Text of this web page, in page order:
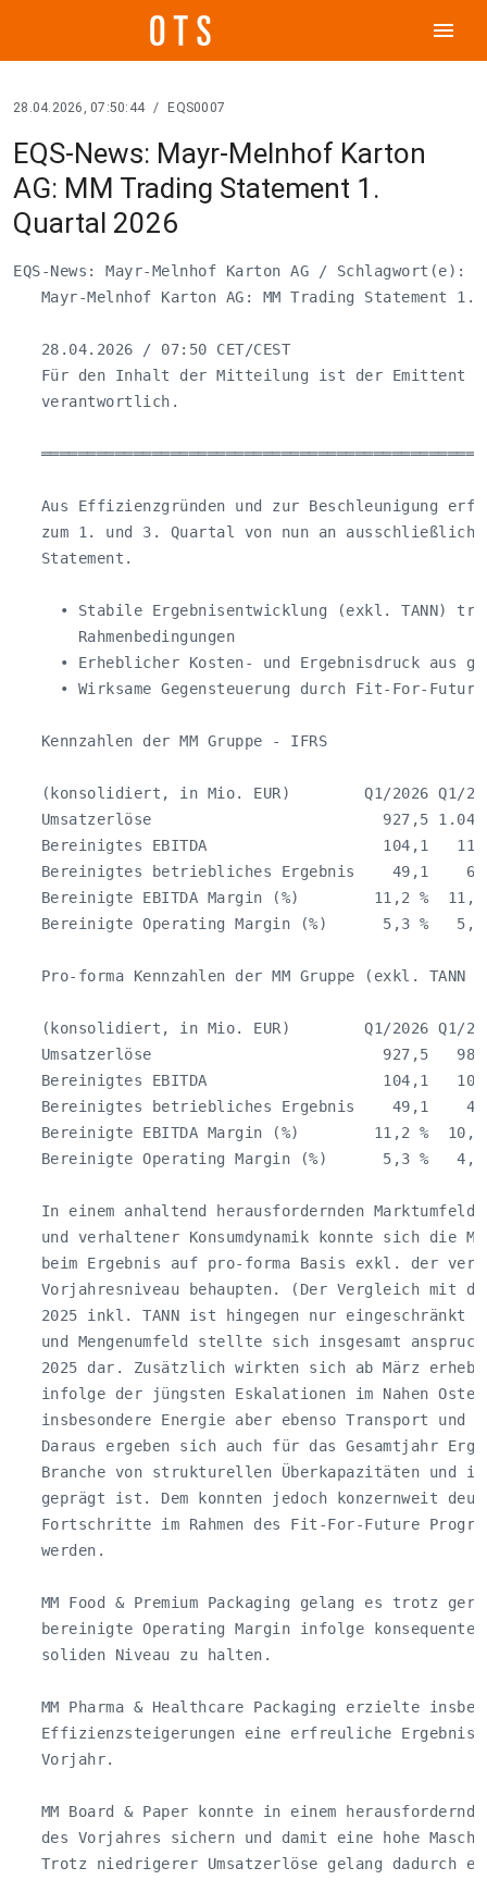
menu
28.04.2026, 07:50:44 / EQS0007
EQS-News: Mayr-Melnhof Karton
AG: MM Trading Statement 1.
Quartal 2026
EQS-News: Mayr-Melnhof Karton AG / Schlagwort(e):
Mayr-Melnhof Karton AG: MM Trading Statement 1.
   28.04.2026 / 07:50 CET/CEST
Für den Inhalt der Mitteilung ist der Emittent
   verantwortlich.
Aus Effizienzgründen und zur Beschleunigung
zum 1. und 3. Quartal von nun an ausschließlich
   Statement.
• Stabile Ergebnisentwicklung (exkl. TANN)
       Rahmenbedingungen
• Erheblicher Kosten- und Ergebnisdruck aus
• Wirksame Gegensteuerung durch Fit-For-
   Kennzahlen der MM Gruppe ‑ IFRS
(konsolidiert, in Mio. EUR)        Q1/2026 Q1/
Umsatzerlöse                         927,5
Bereinigtes EBITDA                   104,1
Bereinigtes betriebliches Ergebnis    49,1
Bereinigte EBITDA Margin (%)        11,2 %
Bereinigte Operating Margin (%)      5,3 %
Pro-forma Kennzahlen der MM Gruppe (exkl. TANN
(konsolidiert, in Mio. EUR)        Q1/2026 Q1/
Umsatzerlöse                         927,5
Bereinigtes EBITDA                   104,1
Bereinigtes betriebliches Ergebnis    49,1
Bereinigte EBITDA Margin (%)        11,2 %
Bereinigte Operating Margin (%)      5,3 %
In einem anhaltend herausfordernden Marktumfeld
und verhaltener Konsumdynamik konnte sich die
beim Ergebnis auf pro-forma Basis exkl. der
Vorjahresniveau behaupten. (Der Vergleich mit
2025 inkl. TANN ist hingegen nur eingeschränkt
und Mengenumfeld stellte sich insgesamt
2025 dar. Zusätzlich wirkten sich ab März
infolge der jüngsten Eskalationen im Nahen
insbesondere Energie aber ebenso Transport und
Daraus ergeben sich auch für das Gesamtjahr
Branche von strukturellen Überkapazitäten und
geprägt ist. Dem konnten jedoch konzernweit
Fortschritte im Rahmen des Fit-For-Future
   werden.
MM Food & Premium Packaging gelang es trotz
bereinigte Operating Margin infolge
   soliden Niveau zu halten.
MM Pharma & Healthcare Packaging erzielte
Effizienzsteigerungen eine erfreuliche
   Vorjahr.
MM Board & Paper konnte in einem
des Vorjahres sichern und damit eine hohe
Trotz niedrigerer Umsatzerlöse gelang dadurch